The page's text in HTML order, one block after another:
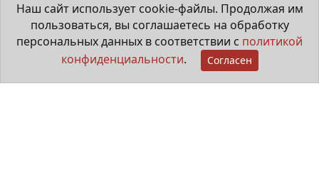
28 июля 2026
Наш сайт использует cookie-файлы. Продолжая им
пользоваться, вы соглашаетесь на обработку
персональных данных в соответствии с политикой
конфиденциальности. Согласен